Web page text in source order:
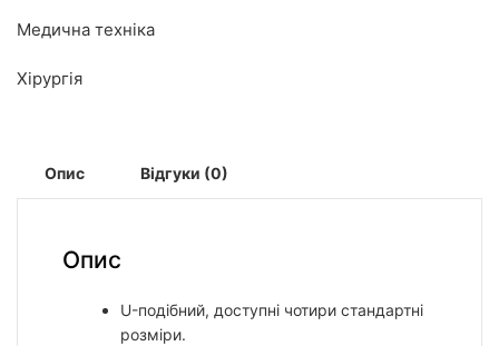
Медична техніка
Хірургія
Опис Відгуки (0)
Опис
U-подібний, доступні чотири стандартні
розміри.